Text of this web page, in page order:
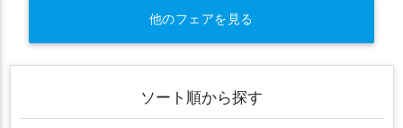
他のフェアを見る
ソート順から探す